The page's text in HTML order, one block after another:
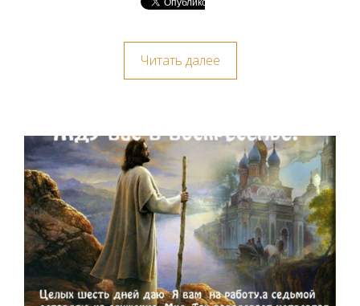
Читать далее